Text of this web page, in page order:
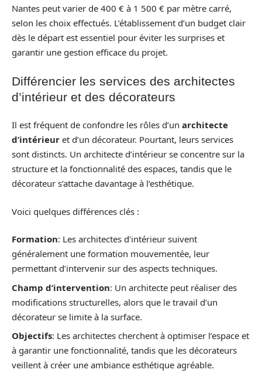
Nantes peut varier de 400 € à 1 500 € par mètre carré,
selon les choix effectués. L’établissement d’un budget clair
dès le départ est essentiel pour éviter les surprises et
garantir une gestion efficace du projet.
Différencier les services des architectes
d’intérieur et des décorateurs
Il est fréquent de confondre les rôles d’un architecte
d’intérieur et d’un décorateur. Pourtant, leurs services
sont distincts. Un architecte d’intérieur se concentre sur la
structure et la fonctionnalité des espaces, tandis que le
décorateur s’attache davantage à l’esthétique.
Voici quelques différences clés :
Formation: Les architectes d’intérieur suivent
généralement une formation mouvementée, leur
permettant d’intervenir sur des aspects techniques.
Champ d’intervention: Un architecte peut réaliser des
modifications structurelles, alors que le travail d’un
décorateur se limite à la surface.
Objectifs: Les architectes cherchent à optimiser l’espace et
à garantir une fonctionnalité, tandis que les décorateurs
veillent à créer une ambiance esthétique agréable.